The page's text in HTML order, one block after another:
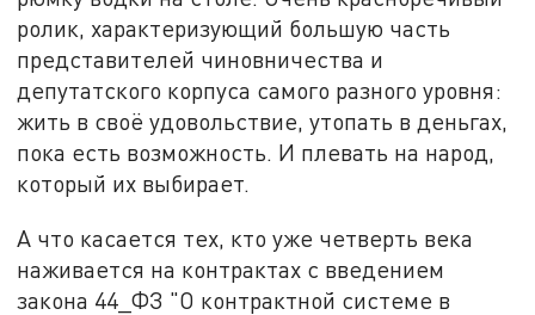
ролик, характеризующий большую часть
представителей чиновничества и
депутатского корпуса самого разного уровня:
жить в своё удовольствие, утопать в деньгах,
пока есть возможность. И плевать на народ,
который их выбирает.
А что касается тех, кто уже четверть века
наживается на контрактах с введением
закона 44_ФЗ "О контрактной системе в